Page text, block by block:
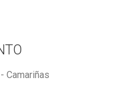
Camariñas